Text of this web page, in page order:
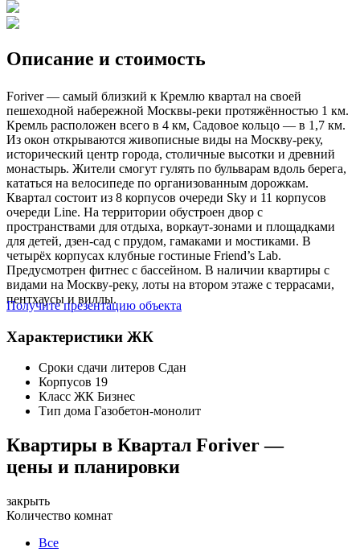
Описание и стоимость
Foriver — самый близкий к Кремлю квартал на своей
пешеходной набережной Москвы-реки протяжённостью 1 км.
Кремль расположен всего в 4 км, Садовое кольцо — в 1,7 км.
Из окон открываются живописные виды на Москву-реку,
исторический центр города, столичные высотки и древний
монастырь. Жители смогут гулять по бульварам вдоль берега,
кататься на велосипеде по организованным дорожкам.
Квартал состоит из 8 корпусов очереди Sky и 11 корпусов
очереди Line. На территории обустроен двор с
пространствами для отдыха, воркаут-зонами и площадками
для детей, дзен-сад с прудом, гамаками и мостиками. В
четырёх корпусах клубные гостиные Friend’s Lab.
Предусмотрен фитнес с бассейном. В наличии квартиры с
видами на Москву-реку, лоты на втором этаже с террасами,
пентхаусы и виллы.
Получите презентацию объекта
Характеристики ЖК
Сроки сдачи литеров Сдан
Корпусов 19
Класс ЖК Бизнес
Тип дома Газобетон-монолит
Квартиры в Квартал Foriver —
цены и планировки
закрыть
Количество комнат
Все